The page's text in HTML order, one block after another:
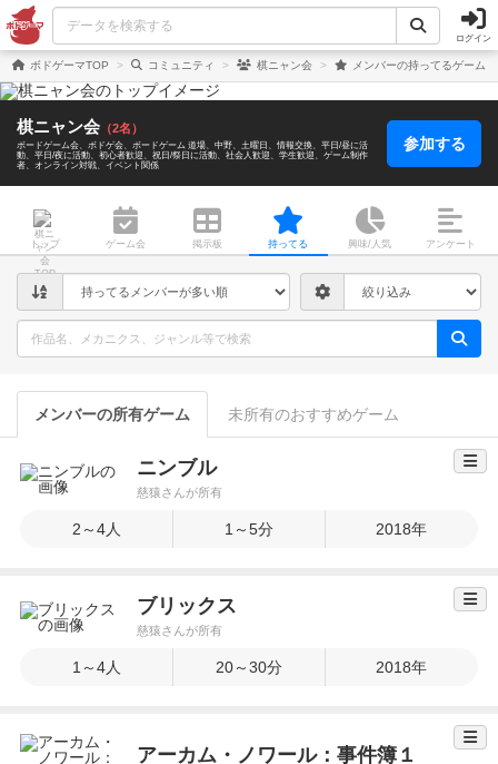
ログイン
ボドゲーマTOP コミュニティ 棋ニャン会 メンバーの持ってるゲーム
棋ニャン会 （2名）
ボードゲーム会 ボドゲ会 ボードゲーム 道場 中野 土曜日 情報交換
平日/昼に活
動
平日/夜に活動 初心者歓迎 祝日/祭日に活動 社会人歓迎 学生歓迎
ゲーム制作
者
オンライン対戦 イベント関係
参加する
トップ ゲーム会 掲示板 持ってる 興味/人気 アンケート
メンバーの所有ゲーム 未所有のおすすめゲーム
ニンブル
慈猿さんが所有
2～4人 1～5分 2018年
ブリックス
慈猿さんが所有
1～4人 20～30分 2018年
アーカム・ノワール：事件簿１